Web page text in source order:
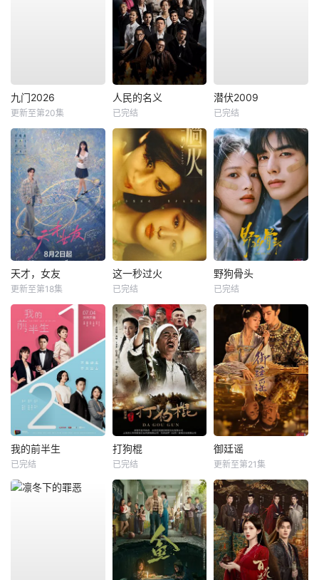
九门2026
更新至第20集
人民的名义
已完结
潜伏2009
已完结
天才，女友
更新至第18集
这一秒过火
已完结
野狗骨头
已完结
我的前半生
已完结
打狗棍
已完结
御廷谣
更新至第21集